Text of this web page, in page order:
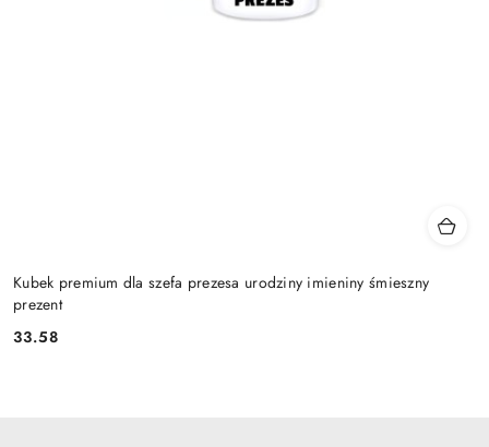
Kubek premium dla szefa prezesa urodziny imieniny śmieszny
prezent
Cena:
33.58